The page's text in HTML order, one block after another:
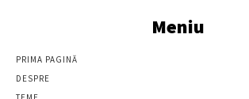
Meniu
PRIMA PAGINĂ
DESPRE